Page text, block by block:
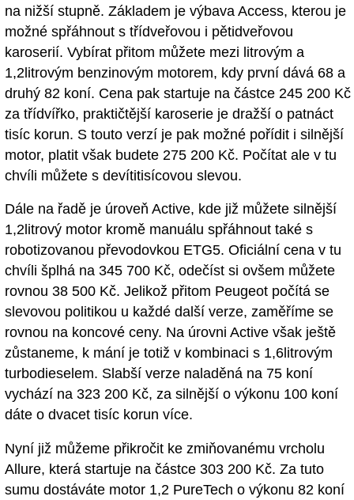
na nižší stupně. Základem je výbava Access, kterou je
možné spřáhnout s třídveřovou i pětidveřovou
karoserií. Vybírat přitom můžete mezi litrovým a
1,2litrovým benzinovým motorem, kdy první dává 68 a
druhý 82 koní. Cena pak startuje na částce 245 200 Kč
za třídvířko, praktičtější karoserie je dražší o patnáct
tisíc korun. S touto verzí je pak možné pořídit i silnější
motor, platit však budete 275 200 Kč. Počítat ale v tu
chvíli můžete s devítitisícovou slevou.
Dále na řadě je úroveň Active, kde již můžete silnější
1,2litrový motor kromě manuálu spřáhnout také s
robotizovanou převodovkou ETG5. Oficiální cena v tu
chvíli šplhá na 345 700 Kč, odečíst si ovšem můžete
rovnou 38 500 Kč. Jelikož přitom Peugeot počítá se
slevovou politikou u každé další verze, zaměříme se
rovnou na koncové ceny. Na úrovni Active však ještě
zůstaneme, k mání je totiž v kombinaci s 1,6litrovým
turbodieselem. Slabší verze naladěná na 75 koní
vychází na 323 200 Kč, za silnější o výkonu 100 koní
dáte o dvacet tisíc korun více.
Nyní již můžeme přikročit ke zmiňovanému vrcholu
Allure, která startuje na částce 303 200 Kč. Za tuto
sumu dostáváte motor 1,2 PureTech o výkonu 82 koní